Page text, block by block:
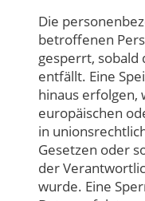
Die
betroffenen
gesperrt, sobald
entfällt. Eine
hinaus erfolgen,
europäischen
in
Gesetzen oder
der
wurde. Eine